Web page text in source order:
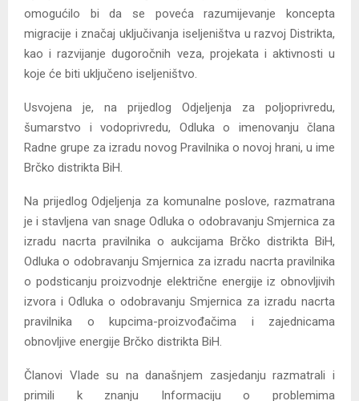
omogućilo bi da se poveća razumijevanje koncepta
migracije i značaj uključivanja iseljeništva u razvoj Distrikta,
kao i razvijanje dugoročnih veza, projekata i aktivnosti u
koje će biti uključeno iseljeništvo.
Usvojena je, na prijedlog Odjeljenja za poljoprivredu,
šumarstvo i vodoprivredu, Odluka o imenovanju člana
Radne grupe za izradu novog Pravilnika o novoj hrani, u ime
Brčko distrikta BiH.
Na prijedlog Odjeljenja za komunalne poslove, razmatrana
je i stavljena van snage Odluka o odobravanju Smjernica za
izradu nacrta pravilnika o aukcijama Brčko distrikta BiH,
Odluka o odobravanju Smjernica za izradu nacrta pravilnika
o podsticanju proizvodnje električne energije iz obnovljivih
izvora i Odluka o odobravanju Smjernica za izradu nacrta
pravilnika o kupcima-proizvođačima i zajednicama
obnovljive energije Brčko distrikta BiH.
Članovi Vlade su na današnjem zasjedanju razmatrali i
primili k znanju Informaciju o problemima